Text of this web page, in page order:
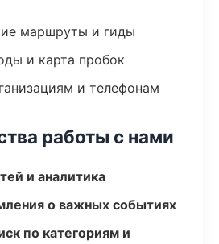
маршруты и гиды
и карта пробок
и телефонам
работы с нами
и аналитика
о важных событиях
по категориям и